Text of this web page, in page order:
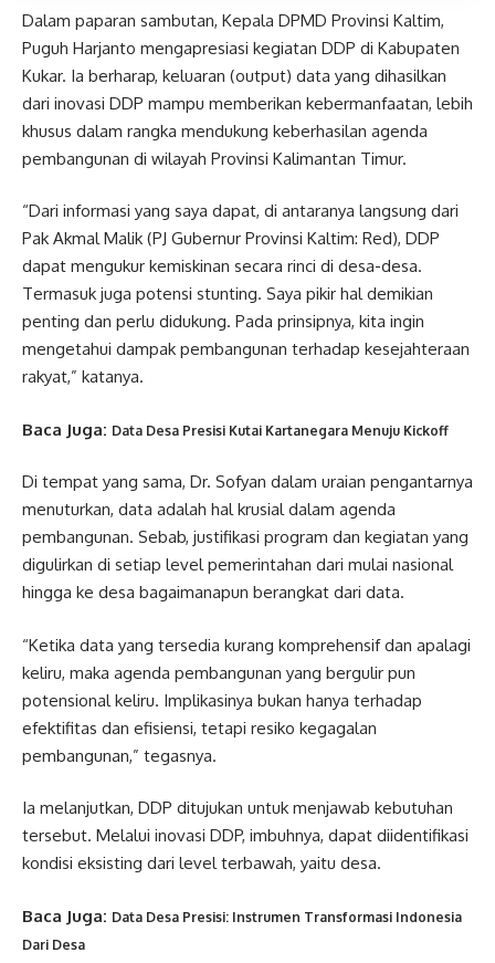
Dalam paparan sambutan, Kepala DPMD Provinsi Kaltim,
Puguh Harjanto mengapresiasi kegiatan DDP di Kabupaten
Kukar. Ia berharap, keluaran (output) data yang dihasilkan
dari inovasi DDP mampu memberikan kebermanfaatan, lebih
khusus dalam rangka mendukung keberhasilan agenda
pembangunan di wilayah Provinsi Kalimantan Timur.
“Dari informasi yang saya dapat, di antaranya langsung dari
Pak Akmal Malik (PJ Gubernur Provinsi Kaltim: Red), DDP
dapat mengukur kemiskinan secara rinci di desa-desa.
Termasuk juga potensi stunting. Saya pikir hal demikian
penting dan perlu didukung. Pada prinsipnya, kita ingin
mengetahui dampak pembangunan terhadap kesejahteraan
rakyat,” katanya.
Baca Juga: Data Desa Presisi Kutai Kartanegara Menuju Kickoff
Di tempat yang sama, Dr. Sofyan dalam uraian pengantarnya
menuturkan, data adalah hal krusial dalam agenda
pembangunan. Sebab, justifikasi program dan kegiatan yang
digulirkan di setiap level pemerintahan dari mulai nasional
hingga ke desa bagaimanapun berangkat dari data.
“Ketika data yang tersedia kurang komprehensif dan apalagi
keliru, maka agenda pembangunan yang bergulir pun
potensional keliru. Implikasinya bukan hanya terhadap
efektifitas dan efisiensi, tetapi resiko kegagalan
pembangunan,” tegasnya.
Ia melanjutkan, DDP ditujukan untuk menjawab kebutuhan
tersebut. Melalui inovasi DDP, imbuhnya, dapat diidentifikasi
kondisi eksisting dari level terbawah, yaitu desa.
Baca Juga: Data Desa Presisi: Instrumen Transformasi Indonesia
Dari Desa